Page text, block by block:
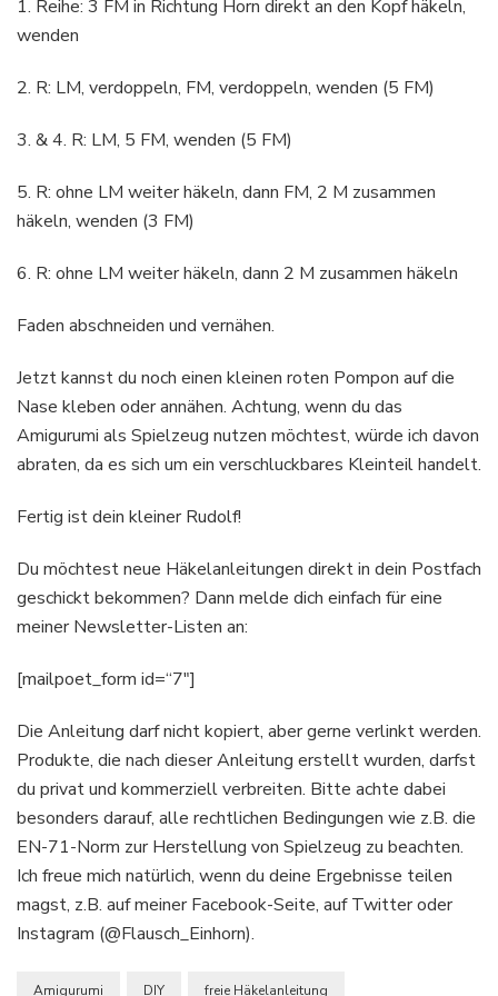
1. Reihe: 3 FM in Richtung Horn direkt an den Kopf häkeln,
wenden
2. R: LM, verdoppeln, FM, verdoppeln, wenden (5 FM)
3. & 4. R: LM, 5 FM, wenden (5 FM)
5. R: ohne LM weiter häkeln, dann FM, 2 M zusammen
häkeln, wenden (3 FM)
6. R: ohne LM weiter häkeln, dann 2 M zusammen häkeln
Faden abschneiden und vernähen.
Jetzt kannst du noch einen kleinen roten Pompon auf die
Nase kleben oder annähen. Achtung, wenn du das
Amigurumi als Spielzeug nutzen möchtest, würde ich davon
abraten, da es sich um ein verschluckbares Kleinteil handelt.
Fertig ist dein kleiner Rudolf!
Du möchtest neue Häkelanleitungen direkt in dein Postfach
geschickt bekommen? Dann melde dich einfach für eine
meiner Newsletter-Listen an:
[mailpoet_form id=“7″]
Die Anleitung darf nicht kopiert, aber gerne verlinkt werden.
Produkte, die nach dieser Anleitung erstellt wurden, darfst
du privat und kommerziell verbreiten. Bitte achte dabei
besonders darauf, alle rechtlichen Bedingungen wie z.B. die
EN-71-Norm zur Herstellung von Spielzeug zu beachten.
Ich freue mich natürlich, wenn du deine Ergebnisse teilen
magst, z.B. auf meiner Facebook-Seite, auf Twitter oder
Instagram (@Flausch_Einhorn).
Amigurumi DIY freie Häkelanleitung